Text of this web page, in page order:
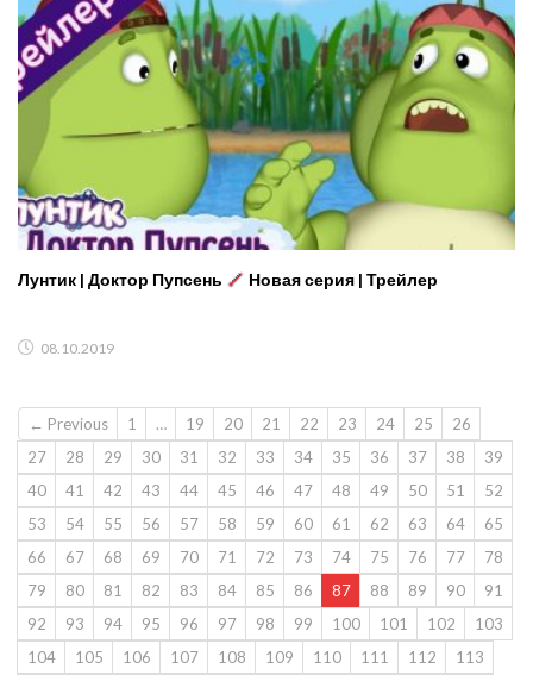
Лунтик | Доктор Пупсень Новая серия | Трейлер
08.10.2019
← Previous 1 … 19 20 21 22 23 24 25
26
27
28 29 30 31 32 33 34 35 36 37 38
39
40
41 42 43 44 45 46 47 48 49 50 51
52
53
54 55 56 57 58 59 60 61 62 63 64
65
66
67 68 69 70 71 72 73 74 75 76 77
78
79
80 81 82 83 84 85 86 87 88 89 90
91
92
93 94 95 96 97 98 99 100 101 102
103
104
105 106 107 108 109 110 111 112
113